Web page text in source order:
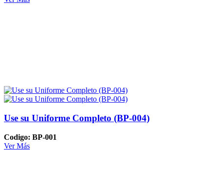
Use su Uniforme Completo (BP-004)
Codigo: BP-001
Ver Más